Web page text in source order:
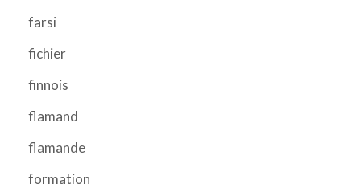
farsi
fichier
finnois
flamand
flamande
formation